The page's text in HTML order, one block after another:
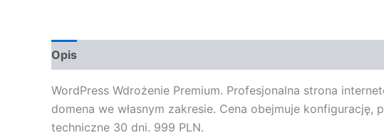
Opis
WordPress Wdrożenie Premium. Profesjonalna strona
domena we własnym zakresie. Cena obejmuje
techniczne 30 dni. 999 PLN.